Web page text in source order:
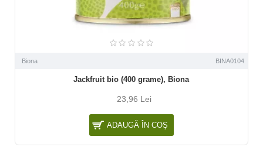
Biona BINA0104
Jackfruit bio (400 grame), Biona
23,96 Lei
ADAUGĂ ÎN COŞ